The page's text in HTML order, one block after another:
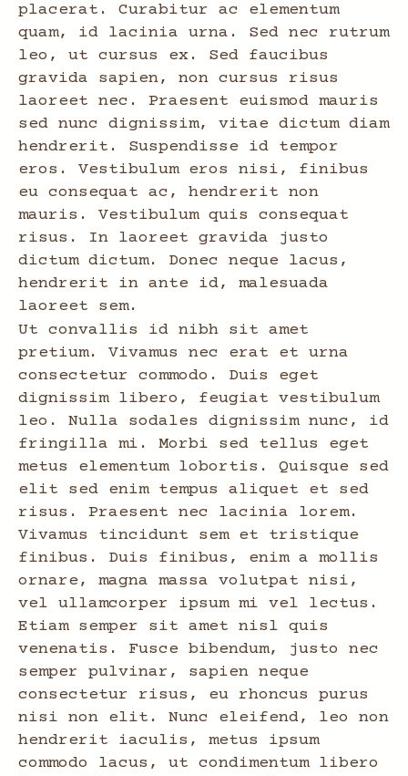
placerat. Curabitur ac elementum
quam, id lacinia urna. Sed nec rutrum
leo, ut cursus ex. Sed faucibus
gravida sapien, non cursus risus
laoreet nec. Praesent euismod mauris
sed nunc dignissim, vitae dictum diam
hendrerit. Suspendisse id tempor
eros. Vestibulum eros nisi, finibus
eu consequat ac, hendrerit non
mauris. Vestibulum quis consequat
risus. In laoreet gravida justo
dictum dictum. Donec neque lacus,
hendrerit in ante id, malesuada
laoreet sem.
Ut convallis id nibh sit amet
pretium. Vivamus nec erat et urna
consectetur commodo. Duis eget
dignissim libero, feugiat vestibulum
leo. Nulla sodales dignissim nunc, id
fringilla mi. Morbi sed tellus eget
metus elementum lobortis. Quisque sed
elit sed enim tempus aliquet et sed
risus. Praesent nec lacinia lorem.
Vivamus tincidunt sem et tristique
finibus. Duis finibus, enim a mollis
ornare, magna massa volutpat nisi,
vel ullamcorper ipsum mi vel lectus.
Etiam semper sit amet nisl quis
venenatis. Fusce bibendum, justo nec
semper pulvinar, sapien neque
consectetur risus, eu rhoncus purus
nisi non elit. Nunc eleifend, leo non
hendrerit iaculis, metus ipsum
commodo lacus, ut condimentum libero